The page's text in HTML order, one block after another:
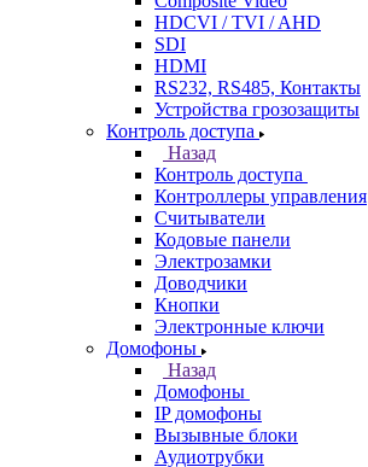
HDCVI / TVI / AHD
SDI
HDMI
RS232, RS485, Контакты
Устройства грозозащиты
Контроль доступа
Назад
Контроль доступа
Контроллеры управления
Считыватели
Кодовые панели
Электрозамки
Доводчики
Кнопки
Электронные ключи
Домофоны
Назад
Домофоны
IP домофоны
Вызывные блоки
Аудиотрубки